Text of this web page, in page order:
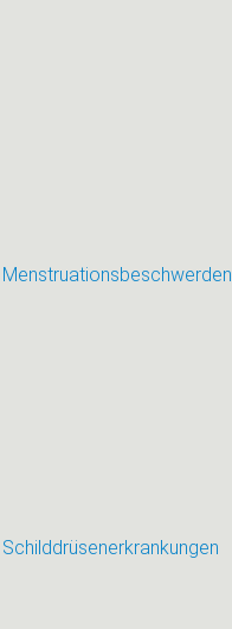
Menstruationsbeschwerden
Schilddrüsenerkrankungen